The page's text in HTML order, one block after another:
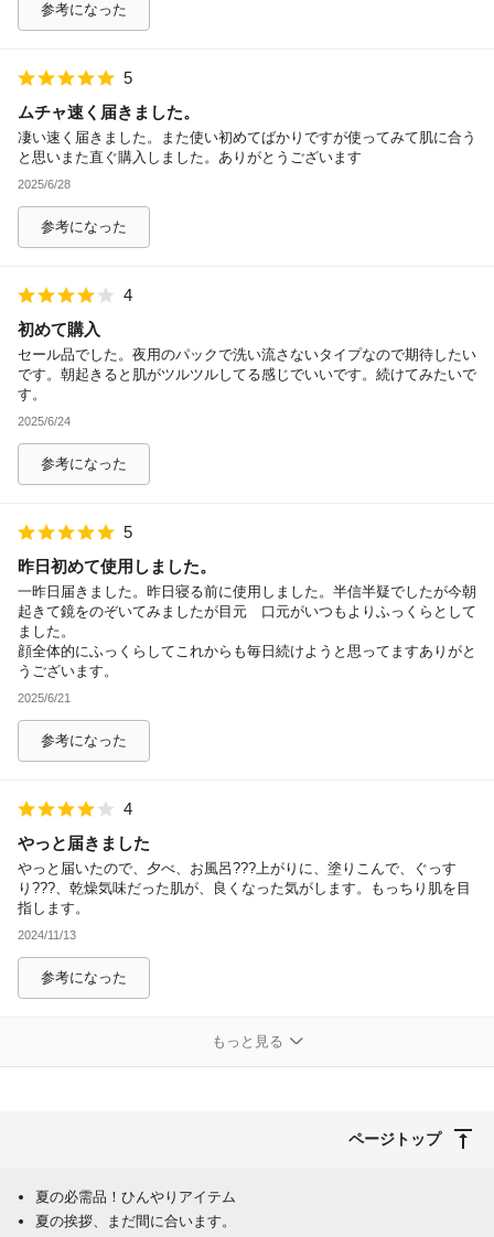
参考になった
5
ムチャ速く届きました。
凄い速く届きました。また使い初めてばかりですが使ってみて肌に合う
と思いまた直ぐ購入しました。ありがとうございます
2025/6/28
参考になった
4
初めて購入
セール品でした。夜用のパックで洗い流さないタイプなので期待したい
です。朝起きると肌がツルツルしてる感じでいいです。続けてみたいで
す。
2025/6/24
参考になった
5
昨日初めて使用しました。
一昨日届きました。昨日寝る前に使用しました。半信半疑でしたが今朝
起きて鏡をのぞいてみましたが目元 口元がいつもよりふっくらとして
ました。
顔全体的にふっくらしてこれからも毎日続けようと思ってますありがと
うございます。
2025/6/21
参考になった
4
やっと届きました
やっと届いたので、夕べ、お風呂???上がりに、塗りこんで、ぐっす
り???、乾燥気味だった肌が、良くなった気がします。もっちり肌を目
指します。
2024/11/13
参考になった
もっと見る
ページトップ
夏の必需品！ひんやりアイテム
夏の挨拶、まだ間に合います。